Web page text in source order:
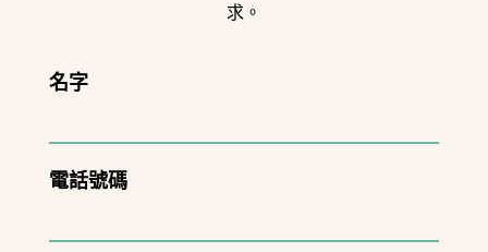
求。
名字
電話號碼